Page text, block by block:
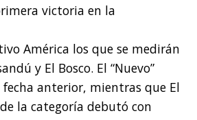
victoria en la
América los que se medirán
y El Bosco. El “Nuevo”
anterior, mientras que El
la categoría debutó con